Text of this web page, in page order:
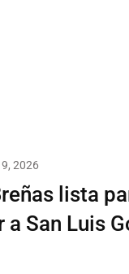
2026
lista
a San Luis